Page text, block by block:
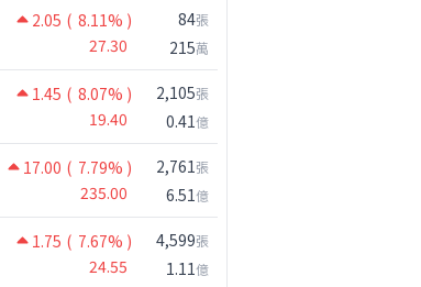
【我被黑了?】是真的聽不懂嗎...還是... #股票分析 #因果分析
2.05 ( 8.11% )
27.30
84張
215萬
1.45 ( 8.07% )
19.40
2,105張
0.41億
17.00 ( 7.79% )
235.00
2,761張
6.51億
1.75 ( 7.67% )
24.55
4,599張
1.11億